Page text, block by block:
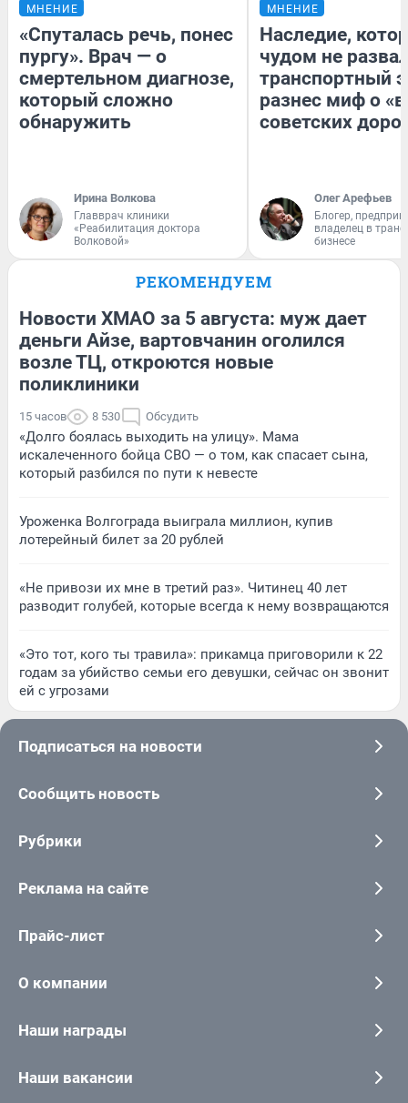
МНЕНИЕ
«Спуталась речь, понес
пургу». Врач — о
смертельном диагнозе,
который сложно
обнаружить
Ирина Волкова
Главврач клиники
«Реабилитация доктора
Волковой»
МНЕНИЕ
Наследие,
чудом не
транспортный
разнес миф о
советских
Олег Арефьев
Блогер,
владелец в
бизнесе
РЕКОМЕНДУЕМ
Новости ХМАО за 5 августа: муж дает
деньги Айзе, вартовчанин оголился
возле ТЦ, откроются новые
поликлиники
15 часов 8 530 Обсудить
«Долго боялась выходить на улицу». Мама
искалеченного бойца СВО — о том, как спасает сына,
который разбился по пути к невесте
Уроженка Волгограда выиграла миллион, купив
лотерейный билет за 20 рублей
«Не привози их мне в третий раз». Читинец 40 лет
разводит голубей, которые всегда к нему возвращаются
«Это тот, кого ты травила»: прикамца приговорили к 22
годам за убийство семьи его девушки, сейчас он звонит
ей с угрозами
Подписаться на новости
Сообщить новость
Рубрики
Реклама на сайте
Прайс-лист
О компании
Наши награды
Наши вакансии